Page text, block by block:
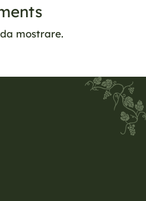
mostrare.